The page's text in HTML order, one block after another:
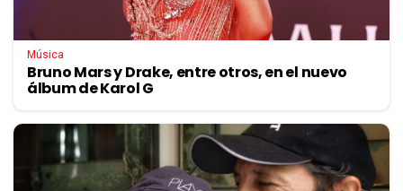
Música
Bruno Mars y Drake, entre otros, en el nuevo
álbum de Karol G